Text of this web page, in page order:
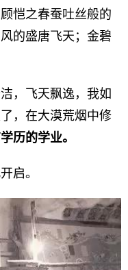
恺之春蚕吐丝般的
的盛唐飞天；金碧
，飞天飘逸，我如
，在大漠荒烟中修
历的学业。
启。